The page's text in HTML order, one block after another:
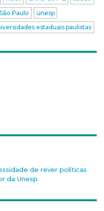
São Paulo
unesp
estaduais paulistas
de rever políticas
da Unesp